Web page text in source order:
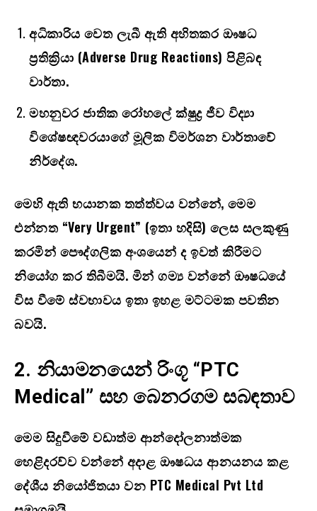
අධිකාරිය වෙත ලැබී ඇති අහිතකර ඖෂධ
ප්‍රතික්‍රියා (Adverse Drug Reactions) පිළිබඳ
වාර්තා.
මහනුවර ජාතික රෝහලේ ක්ෂුද්‍ර ජීව විද්‍යා
විශේෂඥවරයාගේ මූලික විමර්ශන වාර්තාවේ
නිර්දේශ.
මෙහි ඇති භයානක තත්ත්වය වන්නේ, මෙම
එන්නත “Very Urgent” (ඉතා හදිසි) ලෙස සලකුණු
කරමින් පෞද්ගලික අංශයෙන් ද ඉවත් කිරීමට
නියෝග කර තිබීමයි. මින් ගම්‍ය වන්නේ ඖෂධයේ
විස වීමේ ස්වභාවය ඉතා ඉහළ මට්ටමක පවතින
බවයි.
2. නියාමනයෙන් රිංගූ “PTC
Medical” සහ බෙනරගම සබඳතාව
මෙම සිදුවීමේ වඩාත්ම ආන්දෝලනාත්මක
හෙළිදරව්ව වන්නේ අදාළ ඖෂධය ආනයනය කළ
දේශීය නියෝජිතයා වන PTC Medical Pvt Ltd